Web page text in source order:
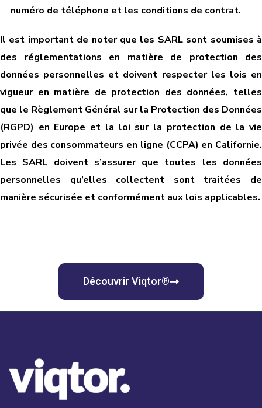
numéro de téléphone et les conditions de contrat.
Il est important de noter que les SARL sont soumises à
des réglementations en matière de protection des
données personnelles et doivent respecter les lois en
vigueur en matière de protection des données, telles
que le Règlement Général sur la Protection des Données
(RGPD) en Europe et la loi sur la protection de la vie
privée des consommateurs en ligne (CCPA) en Californie.
Les SARL doivent s’assurer que toutes les données
personnelles qu’elles collectent sont traitées de
manière sécurisée et conformément aux lois applicables.
Découvrir Viqtor®